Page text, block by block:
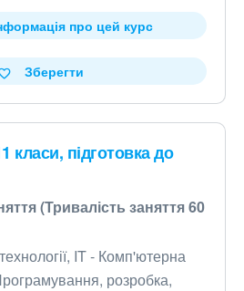
про цей курс
Зберегти
класи, підготовка до
(Тривалість заняття 60
IT - Комп'ютерна
розробка,